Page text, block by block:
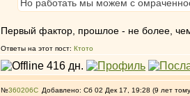
Но работать мы можем с
Первый фактор, прошлое - не более,
Ответы на этот пост: Ктото
№360206 Добавлено: Сб 02 Дек 17, 19:28 (9 лет